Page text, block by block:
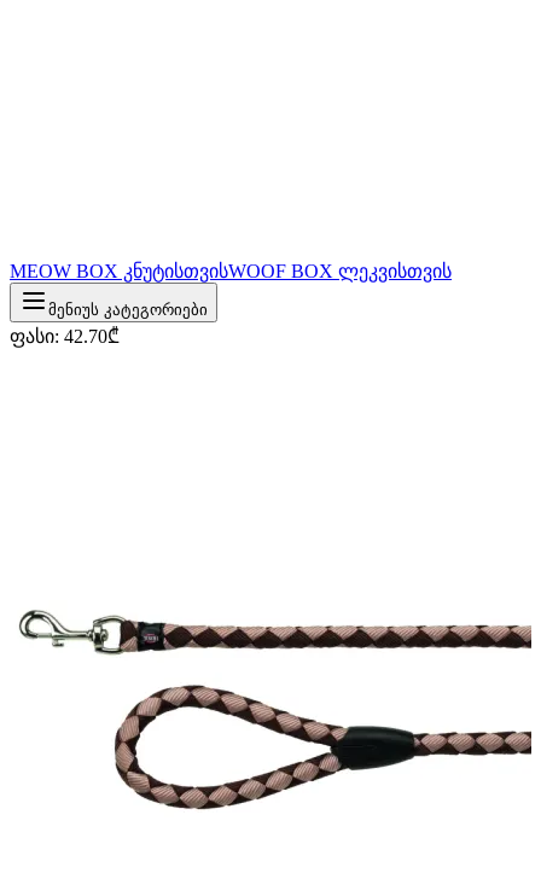
MEOW BOX კნუტისთვისWOOF BOX ლეკვისთვის
მენიუს კატეგორიები
ფასი: 42.70₾